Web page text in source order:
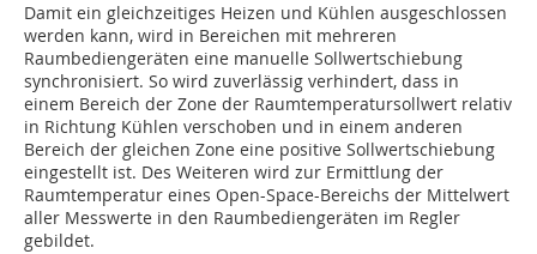
Damit ein gleichzeitiges Heizen und Kühlen ausgeschlossen
werden kann, wird in Bereichen mit mehreren
Raumbediengeräten eine manuelle Sollwertschiebung
synchronisiert. So wird zuverlässig verhindert, dass in
einem Bereich der Zone der Raumtemperatursollwert relativ
in Richtung Kühlen verschoben und in einem anderen
Bereich der gleichen Zone eine positive Sollwertschiebung
eingestellt ist. Des Wei­teren wird zur Ermittlung der
Raumtemperatur eines Open-Space-Bereichs der Mittelwert
aller Messwerte in den Raumbediengeräten im Regler
gebildet.